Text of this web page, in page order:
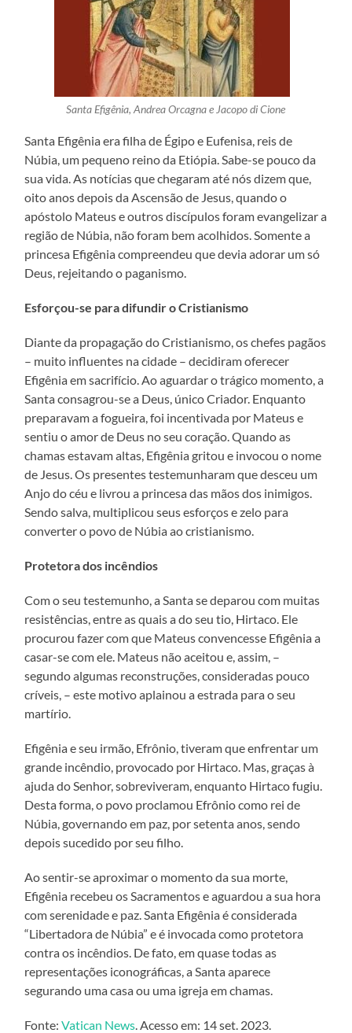
Santa Efigênia, Andrea Orcagna e Jacopo di Cione
Santa Efigênia era filha de Égipo e Eufenisa, reis de
Núbia, um pequeno reino da Etiópia. Sabe-se pouco da
sua vida. As notícias que chegaram até nós dizem que,
oito anos depois da Ascensão de Jesus, quando o
apóstolo Mateus e outros discípulos foram evangelizar a
região de Núbia, não foram bem acolhidos. Somente a
princesa Efigênia compreendeu que devia adorar um só
Deus, rejeitando o paganismo.
Esforçou-se para difundir o Cristianismo
Diante da propagação do Cristianismo, os chefes pagãos
– muito influentes na cidade – decidiram oferecer
Efigênia em sacrifício. Ao aguardar o trágico momento, a
Santa consagrou-se a Deus, único Criador. Enquanto
preparavam a fogueira, foi incentivada por Mateus e
sentiu o amor de Deus no seu coração. Quando as
chamas estavam altas, Efigênia gritou e invocou o nome
de Jesus. Os presentes testemunharam que desceu um
Anjo do céu e livrou a princesa das mãos dos inimigos.
Sendo salva, multiplicou seus esforços e zelo para
converter o povo de Núbia ao cristianismo.
Protetora dos incêndios
Com o seu testemunho, a Santa se deparou com muitas
resistências, entre as quais a do seu tio, Hirtaco. Ele
procurou fazer com que Mateus convencesse Efigênia a
casar-se com ele. Mateus não aceitou e, assim, –
segundo algumas reconstruções, consideradas pouco
críveis, – este motivo aplainou a estrada para o seu
martírio.
Efigênia e seu irmão, Efrônio, tiveram que enfrentar um
grande incêndio, provocado por Hirtaco. Mas, graças à
ajuda do Senhor, sobreviveram, enquanto Hirtaco fugiu.
Desta forma, o povo proclamou Efrônio como rei de
Núbia, governando em paz, por setenta anos, sendo
depois sucedido por seu filho.
Ao sentir-se aproximar o momento da sua morte,
Efigênia recebeu os Sacramentos e aguardou a sua hora
com serenidade e paz. Santa Efigênia é considerada
“Libertadora de Núbia” e é invocada como protetora
contra os incêndios. De fato, em quase todas as
representações iconográficas, a Santa aparece
segurando uma casa ou uma igreja em chamas.
Fonte:Vatican News. Acesso em: 14 set. 2023.